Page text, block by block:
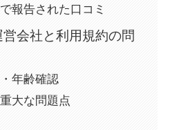
報告された口コミ
会社と利用規約の問
年齢確認
大な問題点